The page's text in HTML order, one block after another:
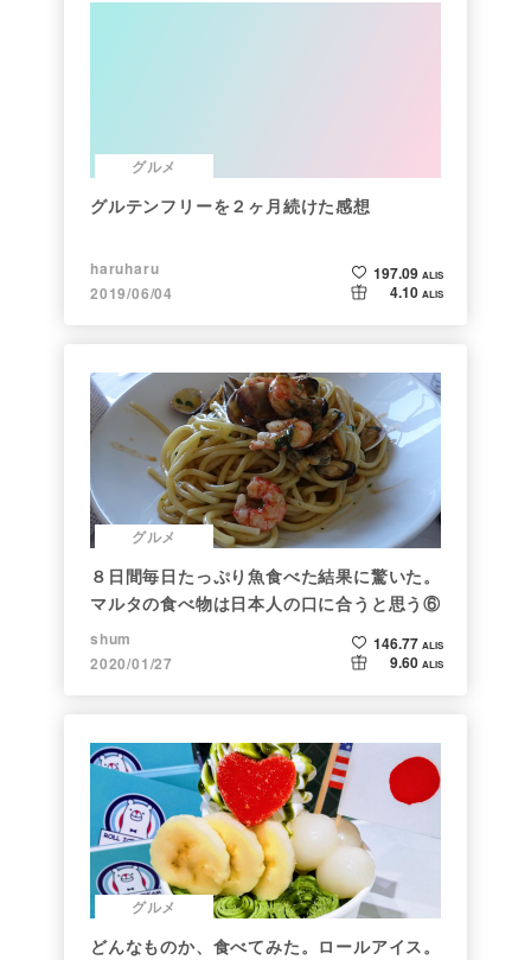
グルメ
グルテンフリーを２ヶ月続けた感想
haruharu
2019/06/04
197.09 ALIS
4.10 ALIS
グルメ
８日間毎日たっぷり魚食べた結果に驚いた。
マルタの食べ物は日本人の口に合うと思う⑥
shum
2020/01/27
146.77 ALIS
9.60 ALIS
グルメ
どんなものか、食べてみた。ロールアイス。